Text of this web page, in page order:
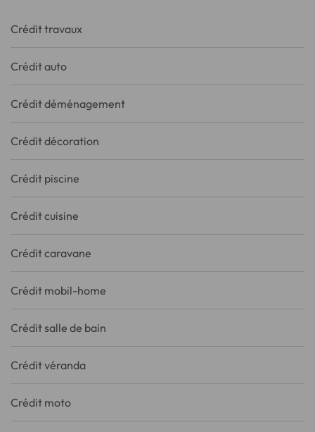
Crédit travaux
Crédit auto
Crédit déménagement
Crédit décoration
Crédit piscine
Crédit cuisine
Crédit caravane
Crédit mobil-home
Crédit salle de bain
Crédit véranda
Crédit moto